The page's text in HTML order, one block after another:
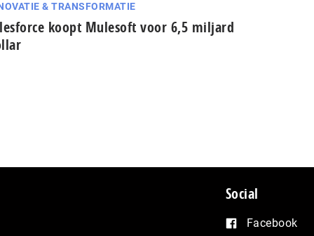
& TRANSFORMATIE
koopt Mulesoft voor 6,5 miljard
Social
Facebook